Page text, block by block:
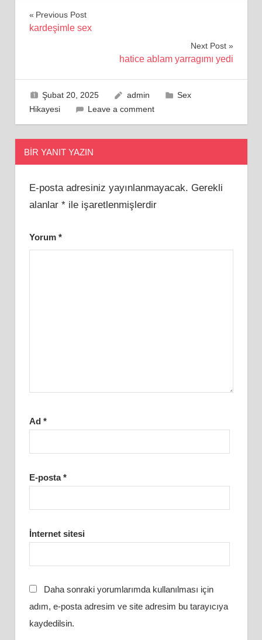
Yazı
Previous Post
kardeşimle sex
Next Post
hatice ablam yarragımı yedi
Şubat 20, 2025 admin
Sex
Hikayesi
Leave a comment
BIR YANIT YAZIN
E-posta adresiniz yayınlanmayacak. Gerekli
alanlar *ile işaretlenmişlerdir
Yorum *
Ad *
E-posta*
İnternet sitesi
Daha sonraki yorumlarımda kullanılması için
adım, e-posta adresim ve site adresim bu tarayıcıya
kaydedilsin.